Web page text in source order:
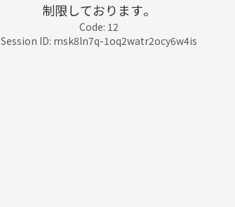
制限しております。
Code: 12
Session ID: msk8ln7q-1oq2watr2ocy6w4is